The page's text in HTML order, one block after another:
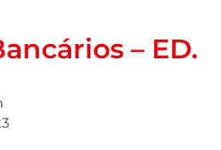
– ED.